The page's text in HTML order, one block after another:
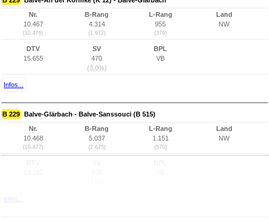
Nr.
10.467
(10.476)
B-Rang
4.314
(1.972)
L-Rang
955
(379)
Land
NW
DTV
15.655
SV
470
(3,0%)
BPL
VB
Infos...
B 229 Balve-Glärbach - Balve-Sanssouci (B 515)
Nr.
10.468
(10.477)
B-Rang
5.037
(2.675)
L-Rang
1.151
(570)
Land
NW
Infos...